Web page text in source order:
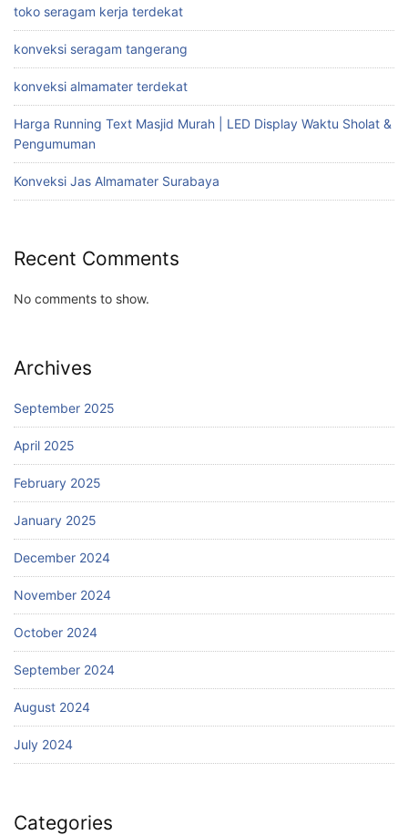
toko seragam kerja terdekat
konveksi seragam tangerang
konveksi almamater terdekat
Harga Running Text Masjid Murah | LED Display Waktu Sholat &
Pengumuman
Konveksi Jas Almamater Surabaya
Recent Comments
No comments to show.
Archives
September 2025
April 2025
February 2025
January 2025
December 2024
November 2024
October 2024
September 2024
August 2024
July 2024
Categories